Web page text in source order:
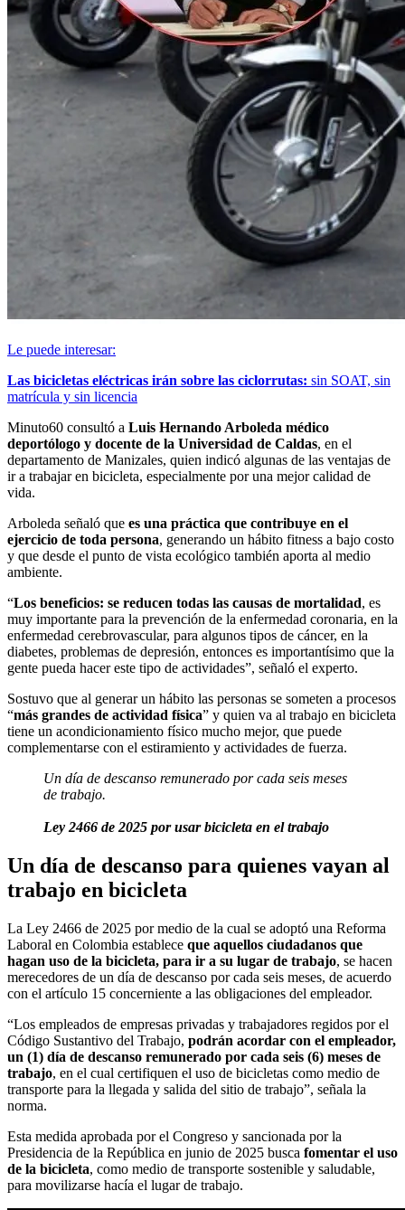
Le puede interesar:
Las bicicletas eléctricas irán sobre las ciclorrutas: sin SOAT, sin
matrícula y sin licencia
Minuto60 consultó a Luis Hernando Arboleda médico
deportólogo y docente de la Universidad de Caldas, en el
departamento de Manizales, quien indicó algunas de las ventajas de
ir a trabajar en bicicleta, especialmente por una mejor calidad de
vida.
Arboleda señaló que es una práctica que contribuye en el
ejercicio de toda persona, generando un hábito fitness a bajo costo
y que desde el punto de vista ecológico también aporta al medio
ambiente.
“Los beneficios: se reducen todas las causas de mortalidad, es
muy importante para la prevención de la enfermedad coronaria, en la
enfermedad cerebrovascular, para algunos tipos de cáncer, en la
diabetes, problemas de depresión, entonces es importantísimo que la
gente pueda hacer este tipo de actividades”, señaló el experto.
Sostuvo que al generar un hábito las personas se someten a procesos
“más grandes de actividad física” y quien va al trabajo en bicicleta
tiene un acondicionamiento físico mucho mejor, que puede
complementarse con el estiramiento y actividades de fuerza.
Un día de descanso remunerado por cada seis meses
de trabajo.
Ley 2466 de 2025 por usar bicicleta en el trabajo
Un día de descanso para quienes vayan al
trabajo en bicicleta
La Ley 2466 de 2025 por medio de la cual se adoptó una Reforma
Laboral en Colombia establece que aquellos ciudadanos que
hagan uso de la bicicleta, para ir a su lugar de trabajo, se hacen
merecedores de un día de descanso por cada seis meses, de acuerdo
con el artículo 15 concerniente a las obligaciones del empleador.
“Los empleados de empresas privadas y trabajadores regidos por el
Código Sustantivo del Trabajo, podrán acordar con el empleador,
un (1) día de descanso remunerado por cada seis (6) meses de
trabajo, en el cual certifiquen el uso de bicicletas como medio de
transporte para la llegada y salida del sitio de trabajo”, señala la
norma.
Esta medida aprobada por el Congreso y sancionada por la
Presidencia de la República en junio de 2025 busca fomentar el uso
de la bicicleta, como medio de transporte sostenible y saludable,
para movilizarse hacía el lugar de trabajo.